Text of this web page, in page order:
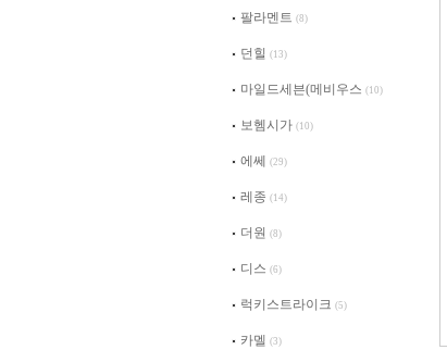
팔라멘트 (8)
던힐 (13)
마일드세븐(메비우스 (10)
보헴시가 (10)
에쎄 (29)
레종 (14)
더원 (8)
디스 (6)
럭키스트라이크 (5)
카멜 (3)